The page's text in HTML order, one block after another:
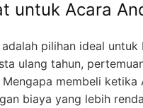
untuk Acara
pilihan ideal untuk
ulang tahun,
membeli ketika
biaya yang lebih